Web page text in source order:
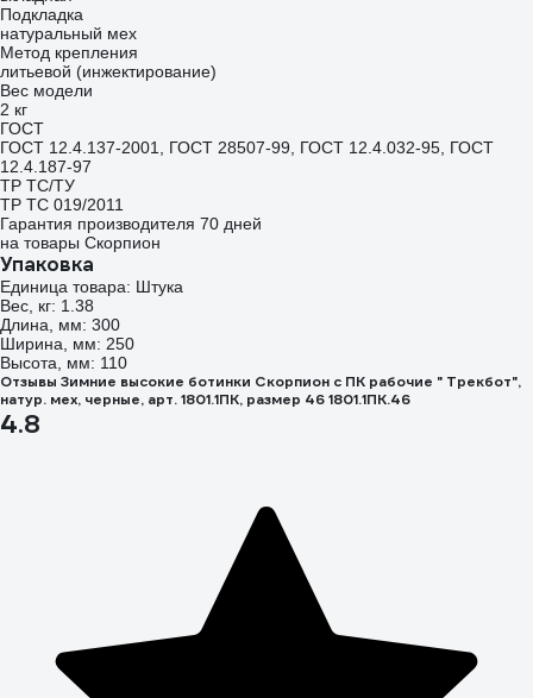
Подкладка
натуральный мех
Метод крепления
литьевой (инжектирование)
Вес модели
2 кг
ГОСТ
ГОСТ 12.4.137-2001, ГОСТ 28507-99, ГОСТ 12.4.032-95, ГОСТ
12.4.187-97
ТР ТС/ТУ
ТР ТС 019/2011
Гарантия производителя 70 дней
на товары Скорпион
Упаковка
Единица товара: Штука
Вес, кг: 1.38
Длина, мм: 300
Ширина, мм: 250
Высота, мм: 110
Отзывы Зимние высокие ботинки Скорпион с ПК рабочие " Трекбот",
натур. мех, черные, арт. 1801.1ПК, размер 46 1801.1ПК.46
4.8